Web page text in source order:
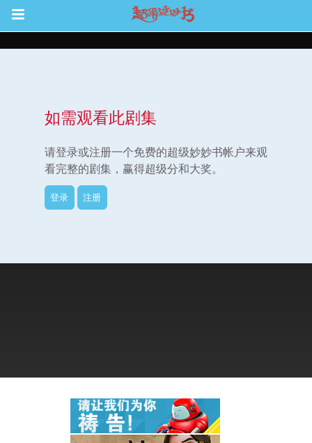
Return to Content
如需观看此剧集
请登录或注册一个免费的超级妙妙书帐户来观
看完整的剧集，赢得超级分和大奖。
登录 注册